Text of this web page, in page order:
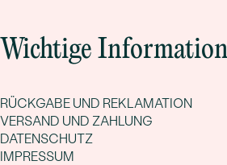
Wichtige
RÜCKGABE UND REKLAMATION
VERSAND UND ZAHLUNG
DATENSCHUTZ
IMPRESSUM